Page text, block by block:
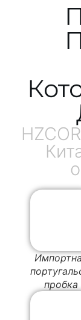
пробка